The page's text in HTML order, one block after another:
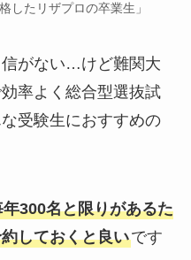
したリザプロの卒業生」
信がない…けど難関大
率よく総合型選抜試
受験生におすすめの
300名と限りがあるた
しておくと良いです